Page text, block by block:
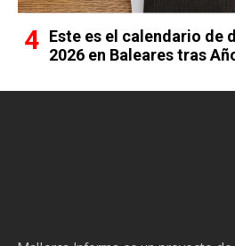
Este es el calendario de
2026 en Baleares tras